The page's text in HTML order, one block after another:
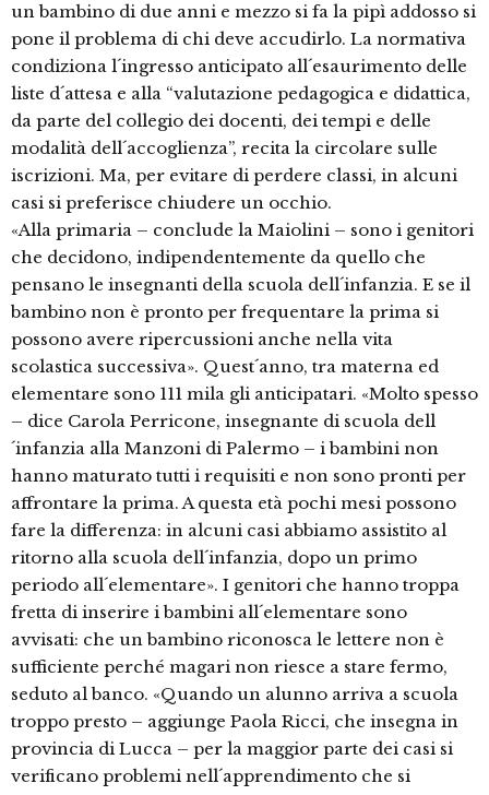
un bambino di due anni e mezzo si fa la pipì addosso si
pone il problema di chi deve accudirlo. La normativa
condiziona l´ingresso anticipato all´esaurimento delle
liste d´attesa e alla “valutazione pedagogica e didattica,
da parte del collegio dei docenti, dei tempi e delle
modalità dell´accoglienza”, recita la circolare sulle
iscrizioni. Ma, per evitare di perdere classi, in alcuni
casi si preferisce chiudere un occhio.
«Alla primaria – conclude la Maiolini – sono i genitori
che decidono, indipendentemente da quello che
pensano le insegnanti della scuola dell´infanzia. E se il
bambino non è pronto per frequentare la prima si
possono avere ripercussioni anche nella vita
scolastica successiva». Quest´anno, tra materna ed
elementare sono 111 mila gli anticipatari. «Molto spesso
– dice Carola Perricone, insegnante di scuola dell
´infanzia alla Manzoni di Palermo – i bambini non
hanno maturato tutti i requisiti e non sono pronti per
affrontare la prima. A questa età pochi mesi possono
fare la differenza: in alcuni casi abbiamo assistito al
ritorno alla scuola dell´infanzia, dopo un primo
periodo all´elementare». I genitori che hanno troppa
fretta di inserire i bambini all´elementare sono
avvisati: che un bambino riconosca le lettere non è
sufficiente perché magari non riesce a stare fermo,
seduto al banco. «Quando un alunno arriva a scuola
troppo presto – aggiunge Paola Ricci, che insegna in
provincia di Lucca – per la maggior parte dei casi si
verificano problemi nell´apprendimento che si